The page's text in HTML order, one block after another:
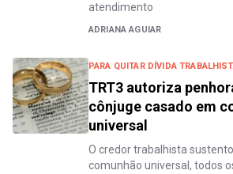
atendimento
ADRIANA AGUIAR
PARA QUITAR DÍVIDA
TRT3 autoriza
cônjuge casado em
universal
O credor trabalhista
comunhão universal, todos